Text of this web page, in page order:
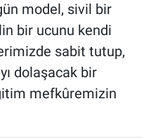
model, sivil bir
bir ucunu kendi
sabit tutup,
dolaşacak bir
mefkûremizin